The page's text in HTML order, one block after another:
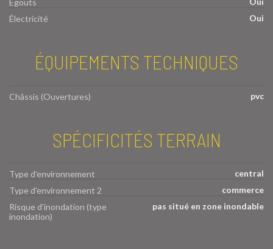
Électricité
Oui
ÉQUIPEMENTS TECHNIQUES
Châssis (Ouvertures) pvc
SPÉCIFICITÉS TERRAIN
Type d'environnement
central
Type d'environnement 2
commerce
Risque d'inondation (type
inondation)
pas situé en zone inondable